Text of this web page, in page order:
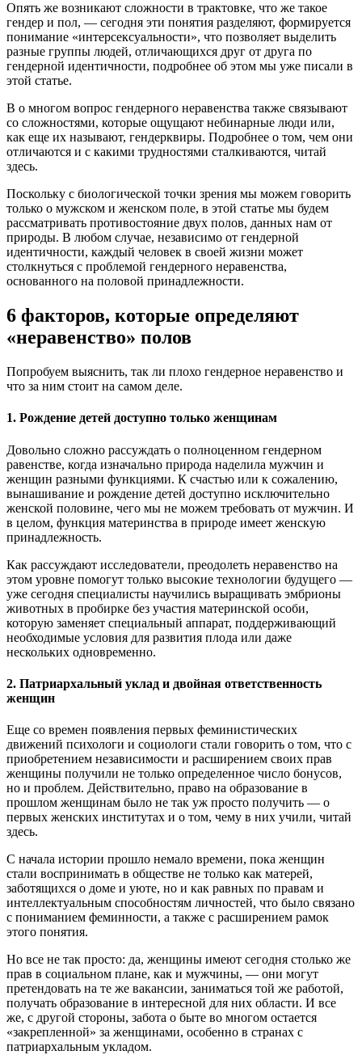
Опять же возникают сложности в трактовке, что же такое
гендер и пол, — сегодня эти понятия разделяют, формируется
понимание «интерсексуальности», что позволяет выделить
разные группы людей, отличающихся друг от друга по
гендерной идентичности, подробнее об этом мы уже писали в
этой статье.
В о многом вопрос гендерного неравенства также связывают
со сложностями, которые ощущают небинарные люди или,
как еще их называют, гендерквиры. Подробнее о том, чем они
отличаются и с какими трудностями сталкиваются, читай
здесь.
Поскольку с биологической точки зрения мы можем говорить
только о мужском и женском поле, в этой статье мы будем
рассматривать противостояние двух полов, данных нам от
природы. В любом случае, независимо от гендерной
идентичности, каждый человек в своей жизни может
столкнуться с проблемой гендерного неравенства,
основанного на половой принадлежности.
6 факторов, которые определяют
«неравенство» полов
Попробуем выяснить, так ли плохо гендерное неравенство и
что за ним стоит на самом деле.
1. Рождение детей доступно только женщинам
Довольно сложно рассуждать о полноценном гендерном
равенстве, когда изначально природа наделила мужчин и
женщин разными функциями. К счастью или к сожалению,
вынашивание и рождение детей доступно исключительно
женской половине, чего мы не можем требовать от мужчин. И
в целом, функция материнства в природе имеет женскую
принадлежность.
Как рассуждают исследователи, преодолеть неравенство на
этом уровне помогут только высокие технологии будущего —
уже сегодня специалисты научились выращивать эмбрионы
животных в пробирке без участия материнской особи,
которую заменяет специальный аппарат, поддерживающий
необходимые условия для развития плода или даже
нескольких одновременно.
2. Патриархальный уклад и двойная ответственность
женщин
Еще со времен появления первых феминистических
движений психологи и социологи стали говорить о том, что с
приобретением независимости и расширением своих прав
женщины получили не только определенное число бонусов,
но и проблем. Действительно, право на образование в
прошлом женщинам было не так уж просто получить — о
первых женских институтах и о том, чему в них учили, читай
здесь.
С начала истории прошло немало времени, пока женщин
стали воспринимать в обществе не только как матерей,
заботящихся о доме и уюте, но и как равных по правам и
интеллектуальным способностям личностей, что было связано
с пониманием феминности, а также с расширением рамок
этого понятия.
Но все не так просто: да, женщины имеют сегодня столько же
прав в социальном плане, как и мужчины, — они могут
претендовать на те же вакансии, заниматься той же работой,
получать образование в интересной для них области. И все
же, с другой стороны, забота о быте во многом остается
«закрепленной» за женщинами, особенно в странах с
патриархальным укладом.